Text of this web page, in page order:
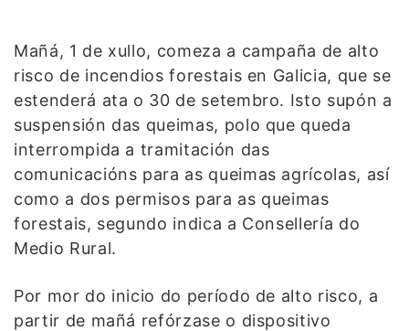
Mañá, 1 de xullo, comeza a campaña de alto
risco de incendios forestais en Galicia, que se
estenderá ata o 30 de setembro. Isto supón a
suspensión das queimas, polo que queda
interrompida a tramitación das
comunicacións para as queimas agrícolas, así
como a dos permisos para as queimas
forestais, segundo indica a Consellería do
Medio Rural.
Por mor do inicio do período de alto risco, a
partir de mañá refórzase o dispositivo